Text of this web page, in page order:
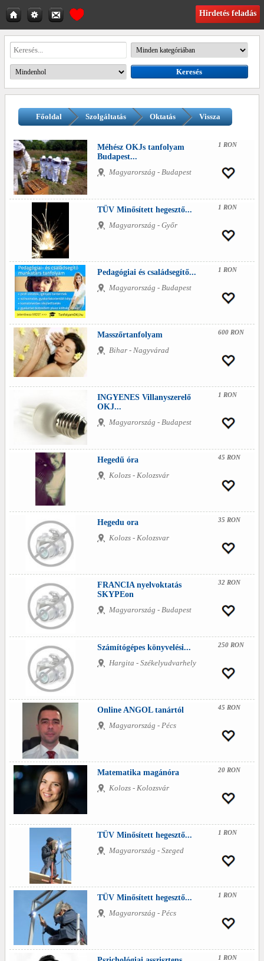
Hirdetés feladás
Főoldal Szolgáltatás Oktatás Vissza
Méhész OKJs tanfolyam
Budapest...
Magyarország - Budapest
1 RON
TÜV Minősített hegesztő...
Magyarország - Győr
1 RON
Pedagógiai és családsegítő...
Magyarország - Budapest
1 RON
Masszőrtanfolyam
Bihar - Nagyvárad
600 RON
INGYENES Villanyszerelő
OKJ...
Magyarország - Budapest
1 RON
Hegedű óra
Kolozs - Kolozsvár
45 RON
Hegedu ora
Kolozs - Kolozsvar
35 RON
FRANCIA nyelvoktatás
SKYPEon
Magyarország - Budapest
32 RON
Számítógépes könyvelési...
Hargita - Székelyudvarhely
250 RON
Online ANGOL tanártól
Magyarország - Pécs
45 RON
Matematika magánóra
Kolozs - Kolozsvár
20 RON
TÜV Minősített hegesztő...
Magyarország - Szeged
1 RON
TÜV Minősített hegesztő...
Magyarország - Pécs
1 RON
1 RON